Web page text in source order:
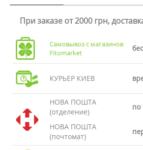
При заказе от 2000 грн,
Самовывоз с магазинов
Fitomarket
КУРЬЕР КИЕВ
НОВА ПОШТА
(отделение)
по
НОВА ПОШТА
(почтомат)